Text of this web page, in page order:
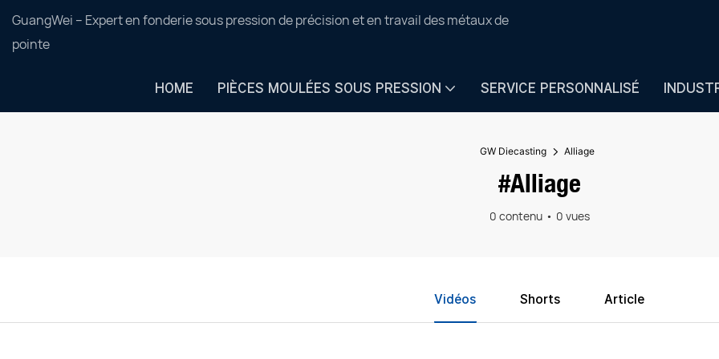
GuangWei – Expert en fonderie sous pression de précision et en travail des métaux de
pointe
HOME PIÈCES MOULÉES SOUS PRESSION SERVICE PERSONNALISÉ
GW Diecasting Alliage
#Alliage
0 contenu 0 vues
Vidéos Shorts Article